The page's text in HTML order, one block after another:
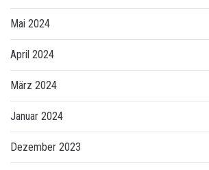
Mai 2024
April 2024
März 2024
Januar 2024
Dezember 2023